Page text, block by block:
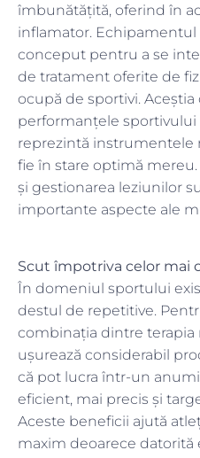
îmbunătățită, oferind în
inflamator. Echipamentul
conceput pentru a se
de tratament oferite de
ocupă de sportivi.
performanțele sportivului
reprezintă instrumentele
fie în stare optimă
și gestionarea leziunilor
importante aspecte ale
Scut împotriva celor mai
În domeniul sportului
destul de repetitive.
combinația dintre terapia
ușurează considerabil
că pot lucra într-un
eficient, mai precis și
Aceste beneficii ajută
maxim deoarece